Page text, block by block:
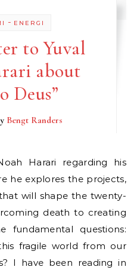
- ENERGI
to Yuval
about
Deus”
Bengt Randers
he explores the projects,
will shape the twenty-
death to creating
fundamental questions:
fragile world from our
I have been reading in